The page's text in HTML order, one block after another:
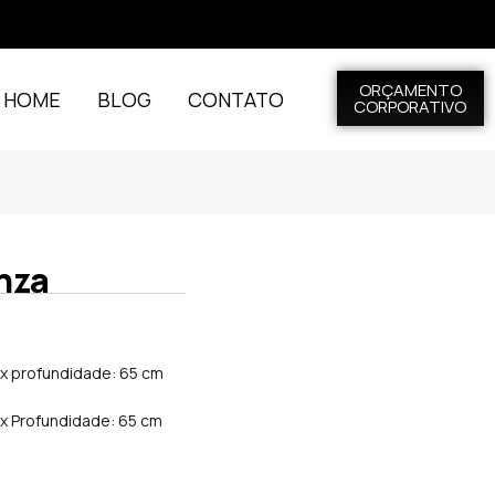
BLOG CONTATO ORÇAMENTO
CORPORATIVO
profundidade: 65 cm
Profundidade: 65 cm